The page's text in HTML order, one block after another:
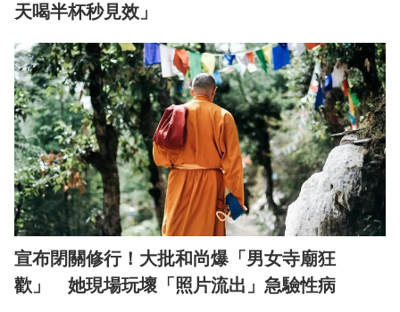
天喝半杯秒見效」
宣布閉關修行！大批和尚爆「男女寺廟狂
歡」 她現場玩壞「照片流出」急驗性病